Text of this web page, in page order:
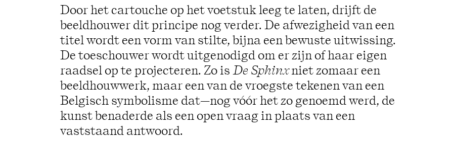
Door het cartouche op het voetstuk leeg te laten, drijft de
beeldhouwer dit principe nog verder. De afwezigheid van een
titel wordt een vorm van stilte, bijna een bewuste uitwissing.
De toeschouwer wordt uitgenodigd om er zijn of haar eigen
raadsel op te projecteren. Zo isDe Sphinxniet zomaar een
beeldhouwwerk, maar een van de vroegste tekenen van een
Belgisch symbolisme dat—nog vóór het zo genoemd werd, de
kunst benaderde als een open vraag in plaats van een
vaststaand antwoord.